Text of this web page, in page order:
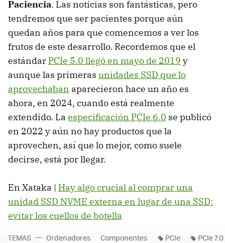
Paciencia. Las noticias son fantásticas, pero
tendremos que ser pacientes porque aún
quedan años para que comencemos a ver los
frutos de este desarrollo. Recordemos que el
estándar PCIe 5.0 llegó en mayo de 2019 y
aunque las primeras unidades SSD que lo
aprovechaban aparecieron hace un año es
ahora, en 2024, cuando está realmente
extendido. La especificación PCIe 6.0 se publicó
en 2022 y aún no hay productos que la
aprovechen, así que lo mejor, como suele
decirse, está por llegar.
En Xataka | Hay algo crucial al comprar una
unidad SSD NVME externa en lugar de una SSD:
evitar los cuellos de botella
TEMAS Ordenadores Componentes PCIe PCIe 7.0